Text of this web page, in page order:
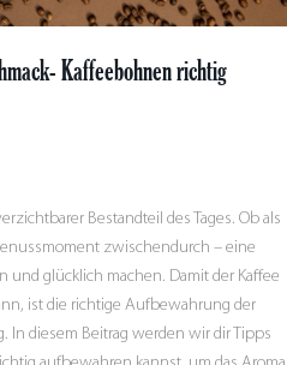
Kaffeebohnen richtig
Bestandteil des Tages. Ob als
zwischendurch – eine
und glücklich machen. Damit der Kaffee
ist die richtige Aufbewahrung der
In diesem Beitrag werden wir dir Tipps